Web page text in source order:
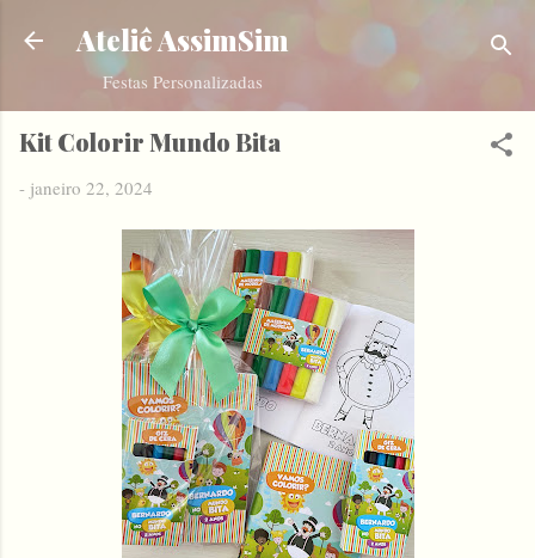
Pular para o conteúdo principal
Ateliê AssimSim
Festas Personalizadas
Kit Colorir Mundo Bita
- janeiro 22, 2024